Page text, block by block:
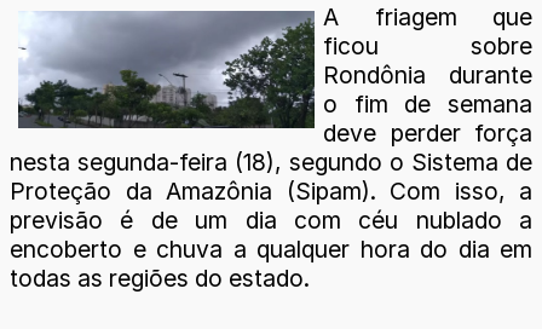
A friagem que
ficou sobre
Rondônia durante
o fim de semana
deve perder força
nesta segunda-feira (18), segundo o Sistema de
Proteção da Amazônia (Sipam). Com isso, a
previsão é de um dia com céu nublado a
encoberto e chuva a qualquer hora do dia em
todas as regiões do estado.